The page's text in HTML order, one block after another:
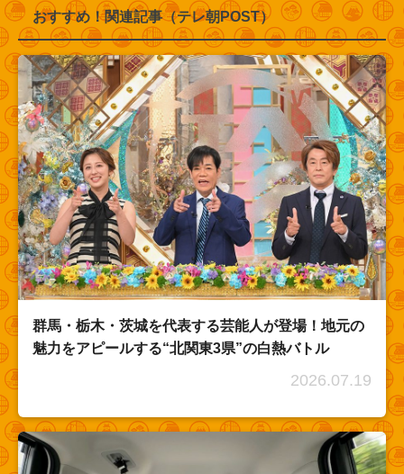
おすすめ！関連記事（テレ朝POST）
群馬・栃木・茨城を代表する芸能人が登場！地元の
魅力をアピールする“北関東3県”の白熱バトル
2026.07.19